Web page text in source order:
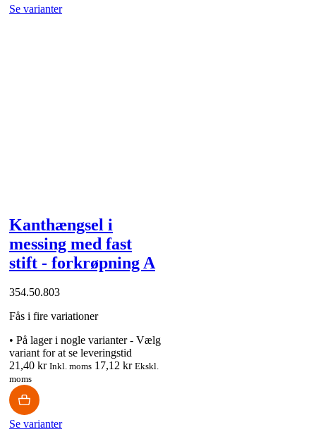
Se varianter
Kanthængsel i
messing med fast
stift - forkrøpning A
354.50.803
Fås i fire variationer
• På lager i nogle varianter - Vælg
variant for at se leveringstid
21,40 kr Inkl. moms 17,12 kr Ekskl.
moms
Se varianter